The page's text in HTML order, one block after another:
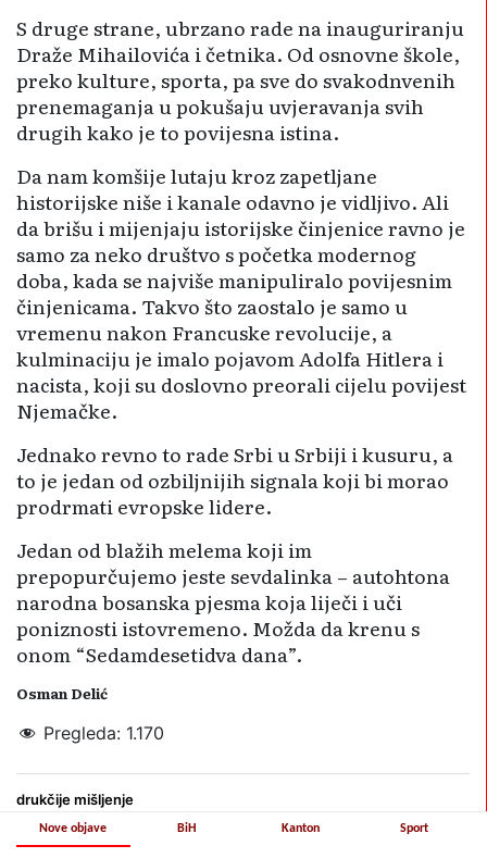
S druge strane, ubrzano rade na inauguriranju
Draže Mihailovića i četnika. Od osnovne škole,
preko kulture, sporta, pa sve do svakodnvenih
prenemaganja u pokušaju uvjeravanja svih
drugih kako je to povijesna istina.
Da nam komšije lutaju kroz zapetljane
historijske niše i kanale odavno je vidljivo. Ali
da brišu i mijenjaju istorijske činjenice ravno je
samo za neko društvo s početka modernog
doba, kada se najviše manipuliralo povijesnim
činjenicama. Takvo što zaostalo je samo u
vremenu nakon Francuske revolucije, a
kulminaciju je imalo pojavom Adolfa Hitlera i
nacista, koji su doslovno preorali cijelu povijest
Njemačke.
Jednako revno to rade Srbi u Srbiji i kusuru, a
to je jedan od ozbiljnijih signala koji bi morao
prodrmati evropske lidere.
Jedan od blažih melema koji im
prepopurčujemo jeste sevdalinka – autohtona
narodna bosanska pjesma koja liječi i uči
poniznosti istovremeno. Možda da krenu s
onom “Sedamdesetidva dana”.
Osman Delić
Pregleda: 1.170
drukčije mišljenje
Nove objave BiH Kanton Sport